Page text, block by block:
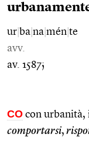
ur ba na mén te
avv.
av. 1587;
CO con urbanità,
comportarsi,